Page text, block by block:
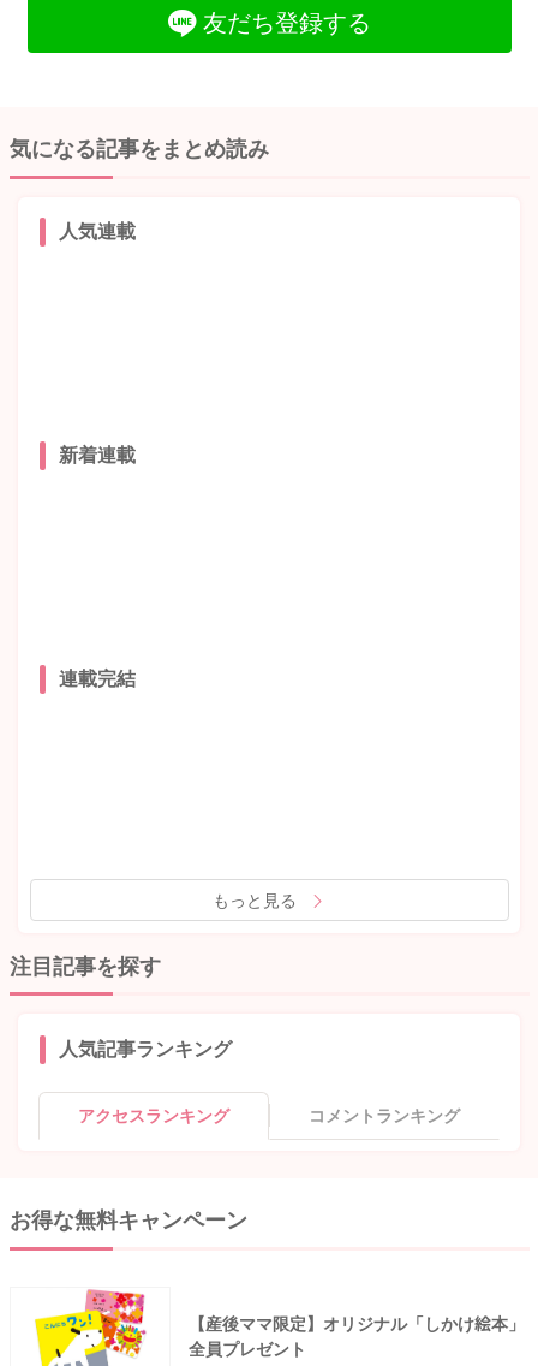
友だち登録する
気になる記事をまとめ読み
人気連載
新着連載
連載完結
もっと見る
注目記事を探す
人気記事ランキング
アクセスランキング コメントランキング
お得な無料キャンペーン
【産後ママ限定】オリジナル「しかけ絵本」
全員プレゼント